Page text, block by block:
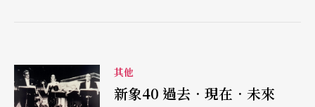
其他
新象40 過去．現在．未來